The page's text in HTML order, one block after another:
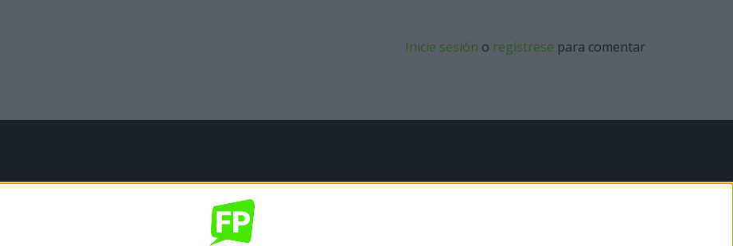
Inicie sesión o regístrese para comentar
legal